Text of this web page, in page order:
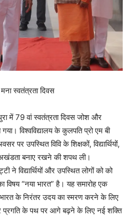
स्वतंत्रता दिवस
में 79 वां स्वतंत्रता दिवस जोश और
विश्वविद्यालय के कुलपति प्रो एम बी
पर उपस्थित विवि के शिक्षकों, विद्यार्थियों,
अखंडता बनाए रखने की शपथ ली।
ने विद्यार्थियों और उपस्थित लोगों को को
विषय “नया भारत” है। यह समारोह एक
के निरंतर उदय का स्मरण करने के लिए
के पथ पर आगे बढ़ने के लिए नई शक्ति